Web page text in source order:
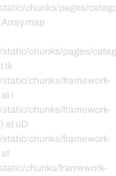
chunks/pages/
chunks/pages/
lk
chunks/framework-
i
chunks/framework-
at uD
chunks/framework-
chunks/framework-